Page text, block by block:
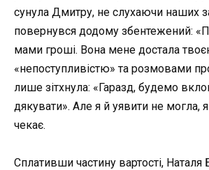
сунула Дмитру, не слухаючи наших
повернувся додому збентежений:
мами гроші. Вона мене достала
«непоступливістю» та розмовами
лише зітхнула: «Гаразд, будемо
дякувати». Але я й уявити не могла,
чекає.
Сплативши частину вартості, Наталя